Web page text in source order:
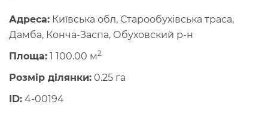
Адреса: Київська обл, Старообухівська траса,
Дамба, Конча-Заспа, Обуховский р-н
Площа: 1 100.00 м2
Розмір ділянки: 0.25 га
ID: 4-00194